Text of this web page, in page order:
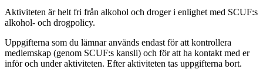
Aktiviteten är helt fri från alkohol och droger i enlighet med SCUF:s
alkohol- och drogpolicy.
Uppgifterna som du lämnar används endast för att kontrollera
medlemskap (genom SCUF:s kansli) och för att ha kontakt med er
inför och under aktiviteten. Efter aktiviteten tas uppgifterna bort.